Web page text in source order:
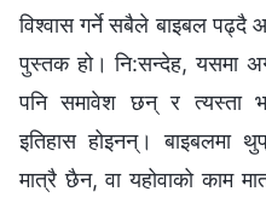
विश्‍वास गर्ने सबैले बाइबल
पुस्तक हो। नि:सन्देह, यसमा
पनि समावेश छन् र त्यस्ता
इतिहास होइनन्। बाइबलमा
मात्रै छैन, वा यहोवाको काम